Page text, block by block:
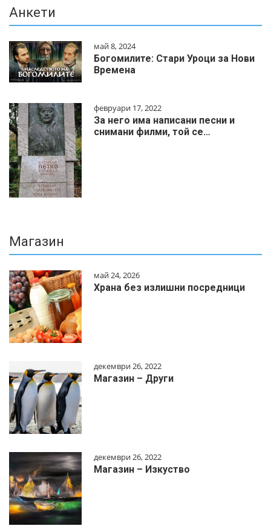
Анкети
май 8, 2024
Богомилите: Стари Уроци за Нови
Времена
февруари 17, 2022
За него има написани песни и
снимани филми, той се…
Магазин
май 24, 2026
Храна без излишни посредници
декември 26, 2022
Магазин – Други
декември 26, 2022
Магазин – Изкуство